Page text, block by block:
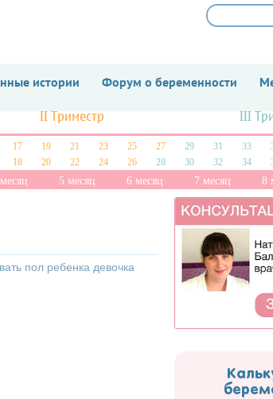
истории Форум о беременности
II Триместр III
17 19 21 23 25 27 29 31 33
18 20 22 24 26 28 30 32 34
5 месяц 6 месяц 7 месяц 8
пол ребенка девочка